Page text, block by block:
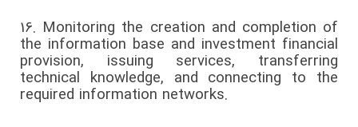
16. Monitoring the creation and completion of
the information base and investment financial
provision, issuing services, transferring
technical knowledge, and connecting to the
required information networks.